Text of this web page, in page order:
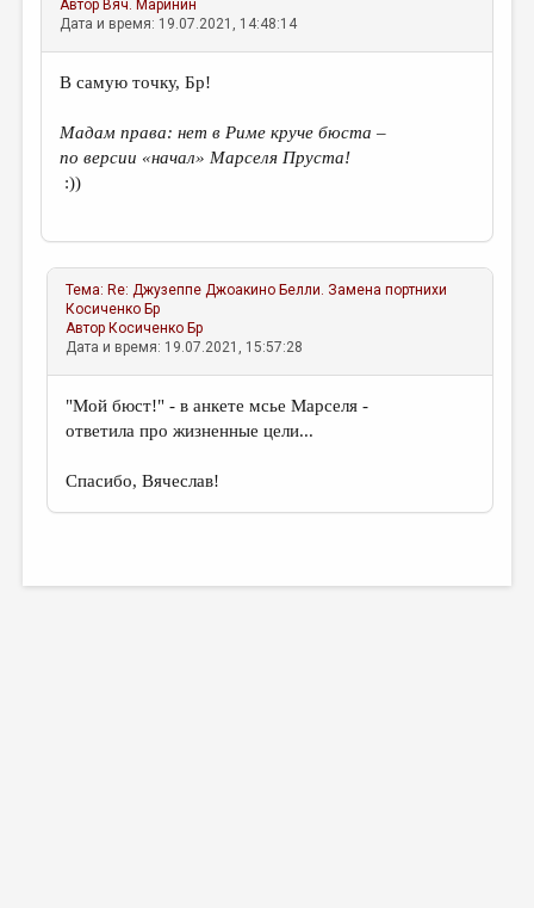
Автор Вяч. Маринин
Дата и время: 19.07.2021, 14:48:14
В самую точку, Бр!
Мадам права: нет в Риме круче бюста –
по версии «начал» Марселя Пруста!
:))
Тема: Re: Джузеппе Джоакино Белли. Замена портнихи
Косиченко Бр
Автор Косиченко Бр
Дата и время: 19.07.2021, 15:57:28
"Мой бюст!" - в анкете мсье Марселя -
ответила про жизненные цели...
Спасибо, Вячеслав!